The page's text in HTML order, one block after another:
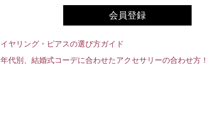
会員登録
イヤリング・ピアスの選び方ガイド
年代別、結婚式コーデに合わせたアクセサリーの合わせ方！